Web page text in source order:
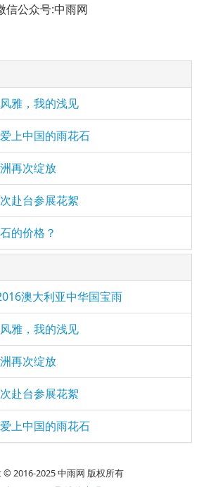
信公众号:中雨网
雅，我的浅见
上中国的雨花石
再次绽放
赴台参展花絮
的价格？
澳大利亚中华国宝雨
雅，我的浅见
再次绽放
赴台参展花絮
上中国的雨花石
2016-2025 中雨网 版权所有